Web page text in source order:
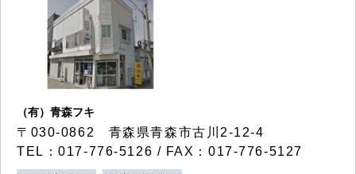
（有）青森フキ
〒030-0862 青森県青森市古川2-12-4
TEL：017-776-5126 / FAX：017-776-5127